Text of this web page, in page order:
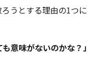
うとする理由の1つ
も意味がないのかな？」